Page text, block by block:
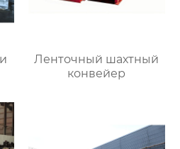
Ленточный шахтный
конвейер